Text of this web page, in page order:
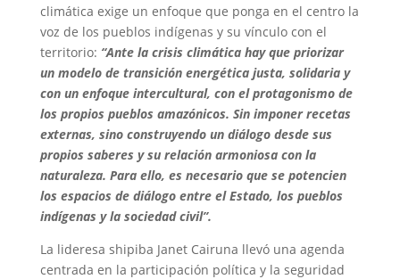
climática exige un enfoque que ponga en el centro la
voz de los pueblos indígenas y su vínculo con el
territorio: “Ante la crisis climática hay que priorizar
un modelo de transición energética justa, solidaria y
con un enfoque intercultural, con el protagonismo de
los propios pueblos amazónicos. Sin imponer recetas
externas, sino construyendo un diálogo desde sus
propios saberes y su relación armoniosa con la
naturaleza. Para ello, es necesario que se potencien
los espacios de diálogo entre el Estado, los pueblos
indígenas y la sociedad civil”.
La lideresa shipiba Janet Cairuna llevó una agenda
centrada en la participación política y la seguridad